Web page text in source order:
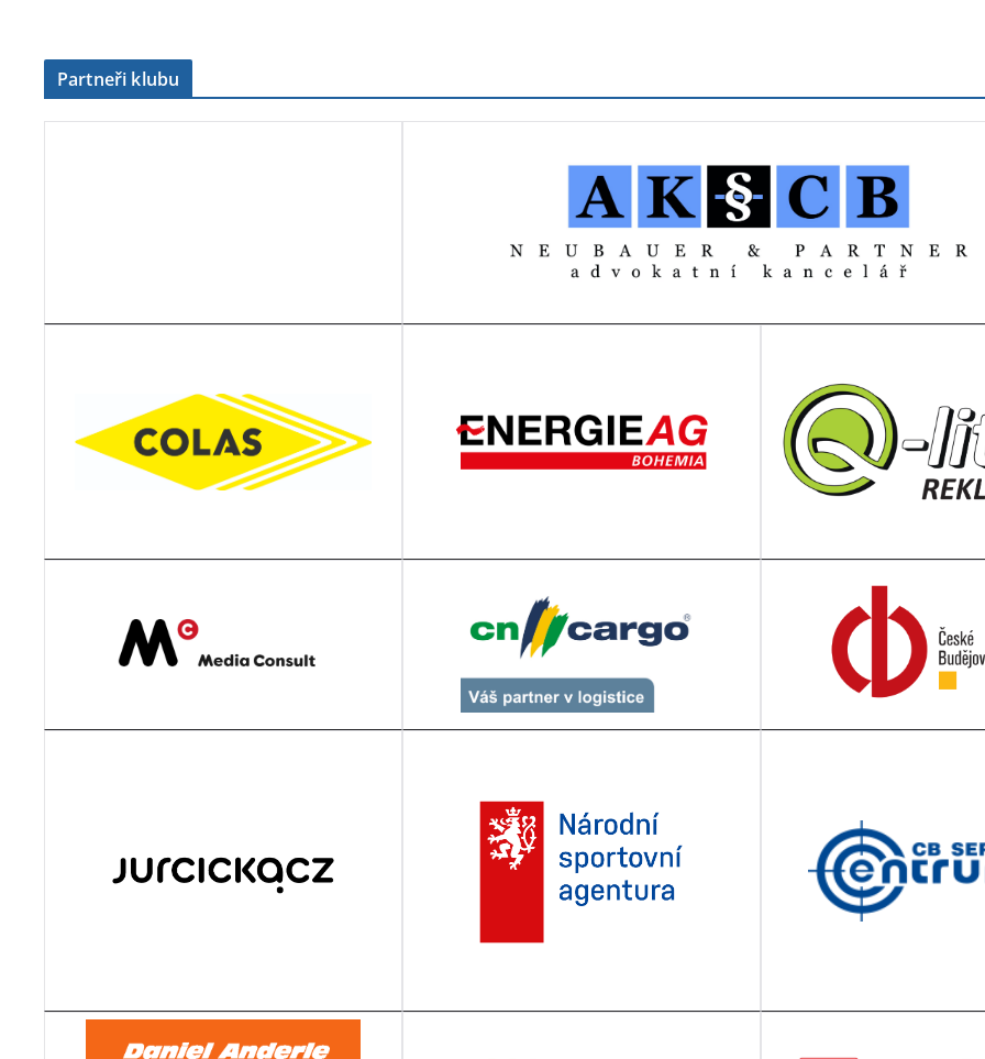
Partneři klubu